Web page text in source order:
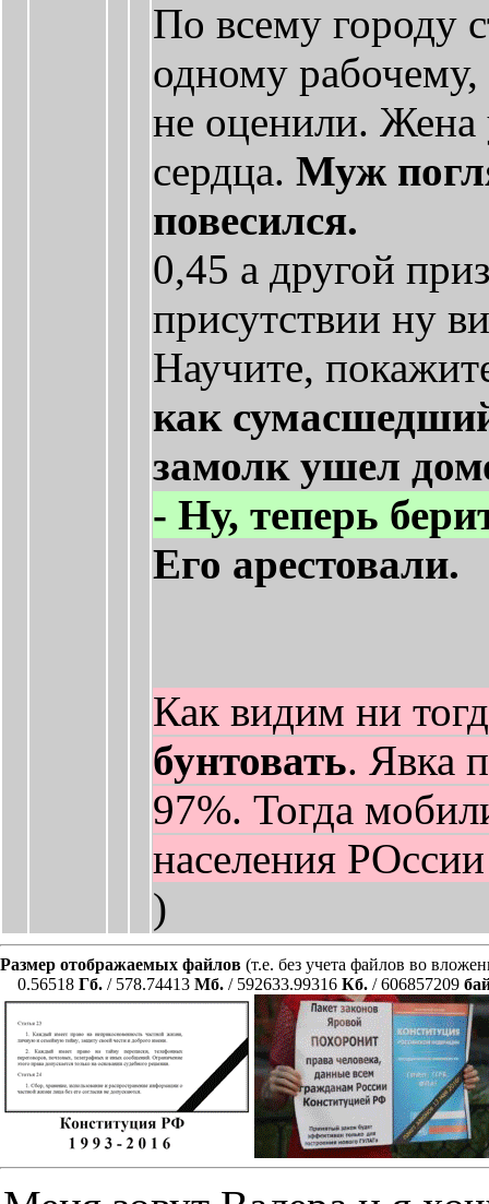
По всему городу
одному
не оценили. Жена
сердца. Муж
повесился.
0,45 а другой
присутствии ну
Научите,
как
замолк ушел
- Ну, теперь
Его арестовали.
Как видим ни
бунтовать. Явка
97%. Тогда
населения
)
Размер отображаемых файлов (т.е. без учета файлов во
0.56518 Гб. / 578.74413 Мб. / 592633.99316 Кб. / 606857209